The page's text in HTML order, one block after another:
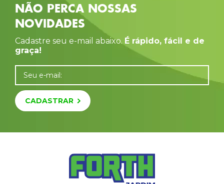
NÃO PERCA NOSSAS
NOVIDADES
Cadastre seu e-mail abaixo. É rápido, fácil e de
graça!
Seu e-mail:
CADASTRAR